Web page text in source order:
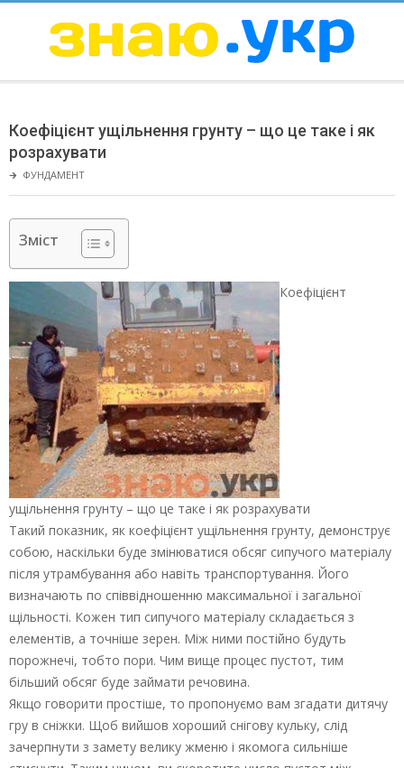
ЗНАЮ
Menu
Коефіцієнт ущільнення грунту – що це таке і як
розрахувати
🡲 ФУНДАМЕНТ
Зміст
Коефіцієнт
ущільнення грунту – що це таке і як розрахувати
Такий показник, як коефіцієнт ущільнення грунту, демонструє
собою, наскільки буде змінюватися обсяг сипучого матеріалу
після утрамбування або навіть транспортування. Його
визначають по співвідношенню максимальної і загальної
щільності. Кожен тип сипучого матеріалу складається з
елементів, а точніше зерен. Між ними постійно будуть
порожнечі, тобто пори. Чим вище процес пустот, тим
більший обсяг буде займати речовина.
Якщо говорити простіше, то пропонуємо вам згадати дитячу
гру в сніжки. Щоб вийшов хороший снігову кульку, слід
зачерпнути з замету велику жменю і якомога сильніше